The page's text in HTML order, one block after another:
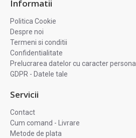
Informatii
Politica Cookie
Despre noi
Termeni si conditii
Confidentialitate
Prelucrarea datelor cu caracter personal
GDPR - Datele tale
Servicii
Contact
Cum comand - Livrare
Metode de plata